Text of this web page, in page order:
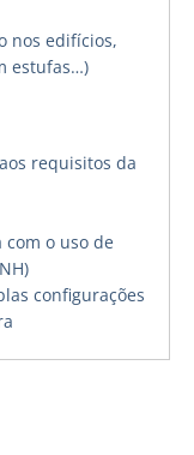
nos edifícios,
estufas…)
requisitos da
o uso de
configurações